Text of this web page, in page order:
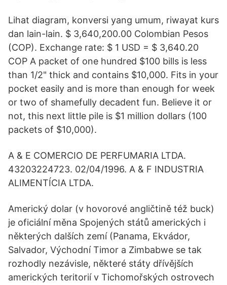
Lihat diagram, konversi yang umum, riwayat kurs
dan lain-lain. $ 3,640,200.00 Colombian Pesos
(COP). Exchange rate: $ 1 USD = $ 3,640.20
COP A packet of one hundred $100 bills is less
than 1/2" thick and contains $10,000. Fits in your
pocket easily and is more than enough for week
or two of shamefully decadent fun. Believe it or
not, this next little pile is $1 million dollars (100
packets of $10,000).
A & E COMERCIO DE PERFUMARIA LTDA.
43203224723. 02/04/1996. A & F INDUSTRIA
ALIMENTÍCIA LTDA.
Americký dolar (v hovorové angličtině též buck)
je oficiální měna Spojených států amerických i
některých dalších zemí (Panama, Ekvádor,
Salvador, Východní Timor a Zimbabwe se tak
rozhodly nezávisle, některé státy dřívějších
amerických teritorií v Tichomořských ostrovech